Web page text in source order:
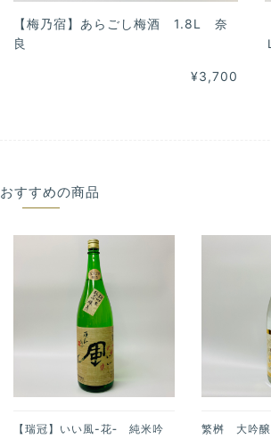
【梅乃宿】あらごし梅酒 1.8L 奈
良
¥3,700
おすすめの商品
【瑞冠】いい風-花‐ 純米吟
繁桝 大吟